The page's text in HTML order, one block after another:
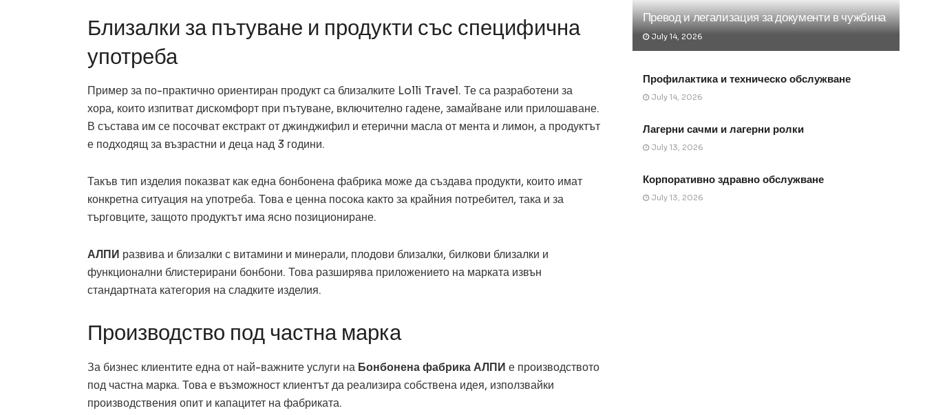
Близалки за пътуване и продукти със специфична
употреба
Пример за по-практично ориентиран продукт са близалките Lolli Travel. Те са разработени за
хора, които изпитват дискомфорт при пътуване, включително гадене, замайване или прилошаване.
В състава им се посочват екстракт от джинджифил и етерични масла от мента и лимон, а продуктът
е подходящ за възрастни и деца над 3 години.
Такъв тип изделия показват как една бонбонена фабрика може да създава продукти, които имат
конкретна ситуация на употреба. Това е ценна посока както за крайния потребител, така и за
търговците, защото продуктът има ясно позициониране.
АЛПИ развива и близалки с витамини и минерали, плодови близалки, билкови близалки и
функционални блистерирани бонбони. Това разширява приложението на марката извън
стандартната категория на сладките изделия.
Производство под частна марка
За бизнес клиентите една от най-важните услуги на Бонбонена фабрика АЛПИ е производството
под частна марка. Това е възможност клиентът да реализира собствена идея, използвайки
производствения опит и капацитет на фабриката.
Превод и легализация за документи в чужбина
July 14, 2026
Профилактика и техническо обслужване
July 14, 2026
Лагерни сачми и лагерни ролки
July 13, 2026
Корпоративно здравно обслужване
July 13, 2026